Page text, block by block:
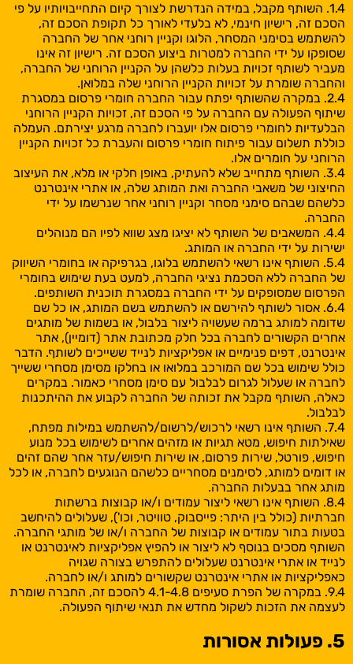
1.4. השותף מקבל, במידה הנדרשת לצורך קיום התחייבויותיו על פי
הסכם זה, רישיון חינמי, לא בלעדי לאורך כל תקופת הסכם זה,
להשתמש בסימני המסחר, הלוגו וקניין רוחני אחר של החברה
שסופקו על ידי החברה למטרות ביצוע הסכם זה. רישיון זה אינו
מעביר לשותף זכויות בעלות כלשהן על הקניין הרוחני של החברה,
והחברה שומרת על זכויות הקניין הרוחני שלה במלואן.
2.4. במקרה שהשותף יפתח עבור החברה חומרי פרסום במסגרת
שיתוף הפעולה עם החברה על פי הסכם זה, זכויות הקניין הרוחני
הבלעדיות לחומרי פרסום אלו יועברו לחברה מרגע יצירתם. העמלה
כוללת תשלום עבור פיתוח חומרי פרסום והעברת כל זכויות הקניין
הרוחני על חומרים אלו.
3.4. השותף מתחייב שלא להעתיק, באופן חלקי או מלא, את העיצוב
החיצוני של משאבי החברה ואת המותג שלה, או אתרי אינטרנט
כלשהם שבהם סימני מסחר וקניין רוחני אחר שנרשמו על ידי
החברה.
4.4. המשאבים של השותף לא יציגו מצג שווא לפיו הם מנוהלים
ישירות על ידי החברה או המותג.
5.4. השותף אינו רשאי להשתמש בלוגו, בגרפיקה או בחומרי השיווק
של החברה ללא הסכמת נציגי החברה, למעט בעת שימוש בחומרי
הפרסום שמסופקים על ידי החברה במסגרת תוכנית השותפים.
6.4. אסור לשותף להירשם או להשתמש בשם המותג, או כל שם
שדומה למותג ברמה שעשויה ליצור בלבול, או בשמות של מותגים
אחרים הקשורים לחברה בכל חלק מכתובת אתר (דומיין), אתר
אינטרנט, דפים פנימיים או אפליקציות לנייד ששייכים לשותף. הדבר
כולל שימוש בכל שם המורכב במלואו או בחלקו מסימן מסחרי ששייך
לחברה או שעלול לגרום לבלבול עם סימן מסחרי כאמור. במקרים
כאלה, השותף מקבל את זכותה של החברה לקבוע את ההיתכנות
לבלבול.
7.4. השותף אינו רשאי לרכוש/לרשום/להשתמש במילות מפתח,
שאילתות חיפוש, מטא תגיות או מזהים אחרים לשימוש בכל מנוע
חיפוש, פורטל, שירות פרסום, או שירות חיפוש/עזר אחר שהם זהים
או דומים למותג, לסימנים מסחריים כלשהם הנוגעים לחברה, או לכל
מותג אחר בבעלות החברה.
8.4. השותף אינו רשאי ליצור עמודים ו/או קבוצות ברשתות
חברתיות (כולל בין היתר: פייסבוק, טוויטר, וכו'), שעלולים להיחשב
בטעות בתור עמודים או קבוצות של החברה ו/או של מותגי החברה.
השותף מסכים בנוסף לא ליצור או להפיץ אפליקציות לאינטרנט או
לנייד או אתרי אינטרנט שעלולים להתפרש בצורה שגויה
כאפליקציות או אתרי אינטרנט שקשורים למותג ו/או לחברה.
9.4. במקרה של הפרת סעיפים 4.1-4.8 להסכם זה, החברה שומרת
לעצמה את הזכות לשקול מחדש את תנאי שיתוף הפעולה.
5. פעולות אסורות